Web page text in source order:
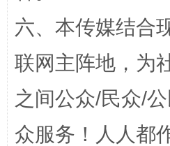
招工难、用工荒背后
六、本传媒结合
联网主阵地，为
之间公众/民众/
众服务！人人都